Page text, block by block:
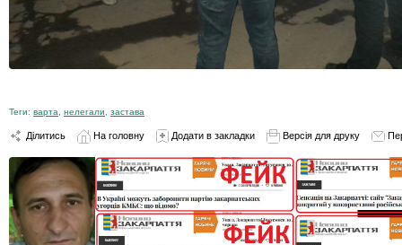
Теги: варта нелегали застава
Ділитись На головну Додати в закладки Версія для друку